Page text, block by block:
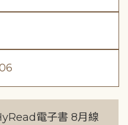
電子書 8月線